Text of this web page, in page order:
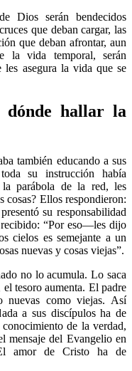
Dios serán bendecidos
que deban cargar, las
que deban afrontar, aun
la vida temporal, serán
les asegura la vida que se
hallar la
también educando a sus
su instrucción había
la parábola de la red, les
cosas? Ellos respondieron:
su responsabilidad
recibido: “Por eso—les dijo
cielos es semejante a un
nuevas y cosas viejas”.
no lo acumula. Lo saca
tesoro aumenta. El padre
nuevas como viejas. Así
a sus discípulos ha de
de la verdad,
mensaje del Evangelio en
amor de Cristo ha de